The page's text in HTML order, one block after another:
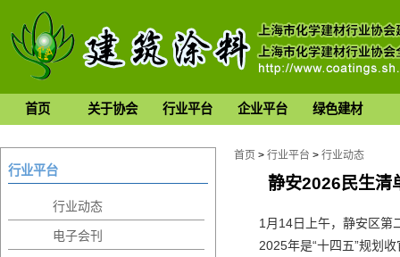
首页 关于协会 行业平台 企业平台 绿色建材
行业平台
行业动态
电子会刊
首页 > 行业平台 > 行业动态
静安2026民生清
1月14日上午，静安区第
2025年是“十四五”规划